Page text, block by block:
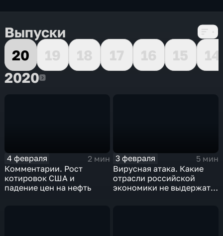
Выпуски
20
19 18 17 16 15
14
20202020
4 февраля
2 мин
Комментарии. Рост
котировок США и
падение цен на нефть
3 февраля
5 мин
Вирусная атака. Какие
отрасли российской
экономики не выдержат